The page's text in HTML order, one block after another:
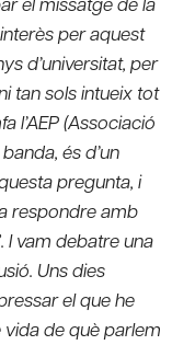
per aquest
d’universitat, per
tan sols intueix tot
l’AEP (Associació
és d’un
pregunta, i
respondre amb
I vam debatre una
Uns dies
el que he
de què parlem